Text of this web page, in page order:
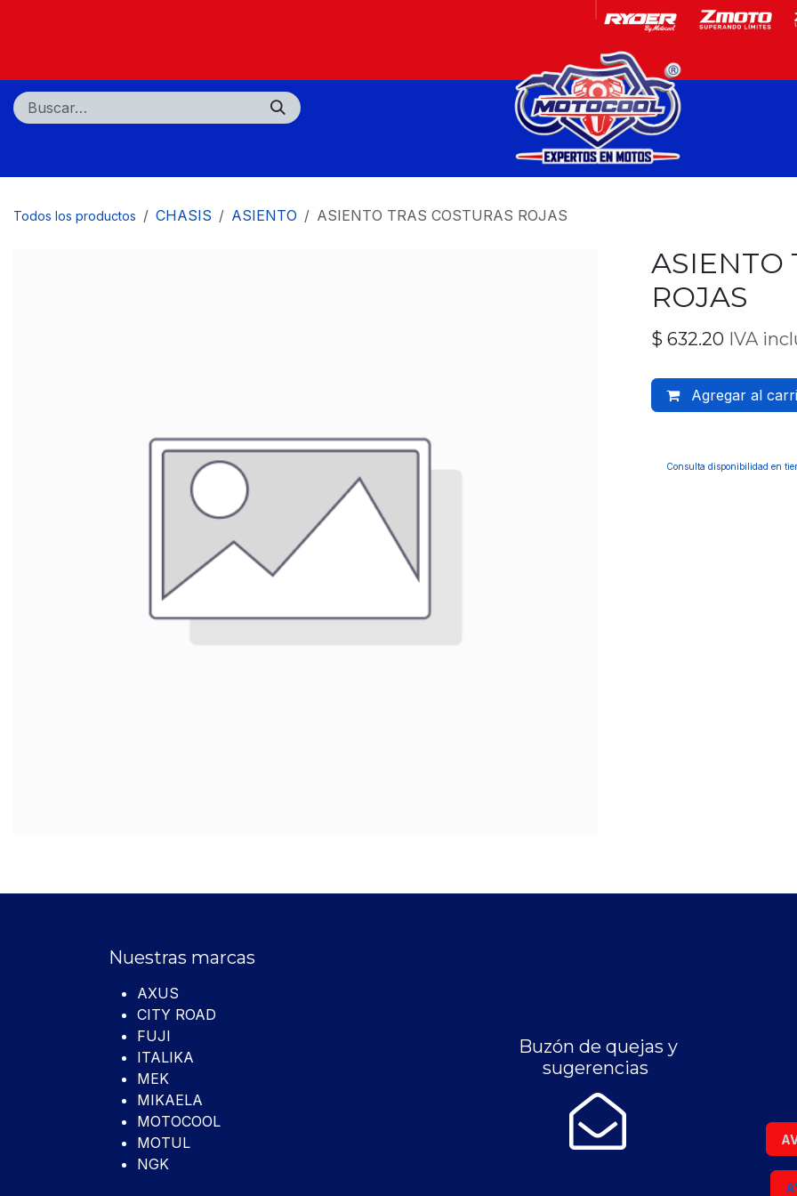
Todos los productos CHASIS ASIENTO ASIENTO TRAS COSTURAS ROJAS
ASIENTO
ROJAS
$ 632.20 IVA
Agregar al
Consulta disponibilidad en
Nuestras marcas
AXUS
CITY ROAD
FUJI
ITALIKA
MEK
MIKAELA
MOTOCOOL
MOTUL
NGK
Buzón de quejas y
sugerencias